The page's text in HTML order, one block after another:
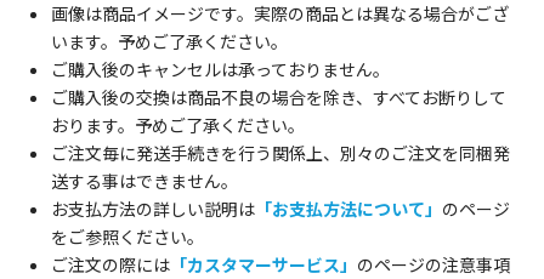
画像は商品イメージです。実際の商品とは異なる場合がござ
います。予めご了承ください。
ご購入後のキャンセルは承っておりません。
ご購入後の交換は商品不良の場合を除き、すべてお断りして
おります。予めご了承ください。
ご注文毎に発送手続きを行う関係上、別々のご注文を同梱発
送する事はできません。
お支払方法の詳しい説明は 「お支払方法について」 のページ
をご参照ください。
ご注文の際には 「カスタマーサービス」 のページの注意事項